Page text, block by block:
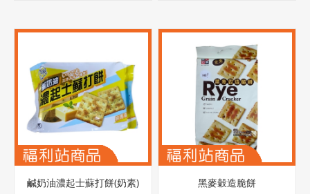
鹹奶油濃起士蘇打餅(奶素) 黑麥穀造脆餅